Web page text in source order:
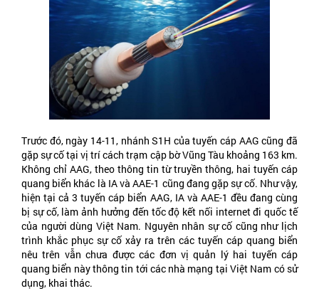
Trước đó, ngày 14-11, nhánh S1H của tuyến cáp AAG cũng đã
gặp sự cố tại vị trí cách trạm cập bờ Vũng Tàu khoảng 163 km.
Không chỉ AAG, theo thông tin từ truyền thông, hai tuyến cáp
quang biển khác là IA và AAE-1 cũng đang gặp sự cố. Như vậy,
hiện tại cả 3 tuyến cáp biển AAG, IA và AAE-1 đều đang cùng
bị sự cố, làm ảnh hưởng đến tốc độ kết nối internet đi quốc tế
của người dùng Việt Nam. Nguyên nhân sự cố cũng như lịch
trình khắc phục sự cố xảy ra trên các tuyến cáp quang biển
nêu trên vẫn chưa được các đơn vị quản lý hai tuyến cáp
quang biển này thông tin tới các nhà mạng tại Việt Nam có sử
dụng, khai thác.